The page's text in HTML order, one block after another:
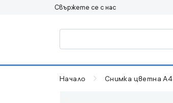
Свържете се с нас
Начало Снимка цветна А4